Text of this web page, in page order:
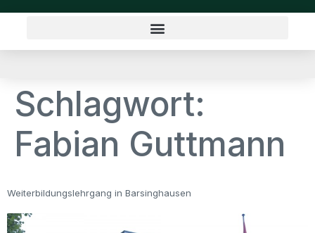
Schlagwort:
Fabian Guttmann
Weiterbildungslehrgang in Barsinghausen